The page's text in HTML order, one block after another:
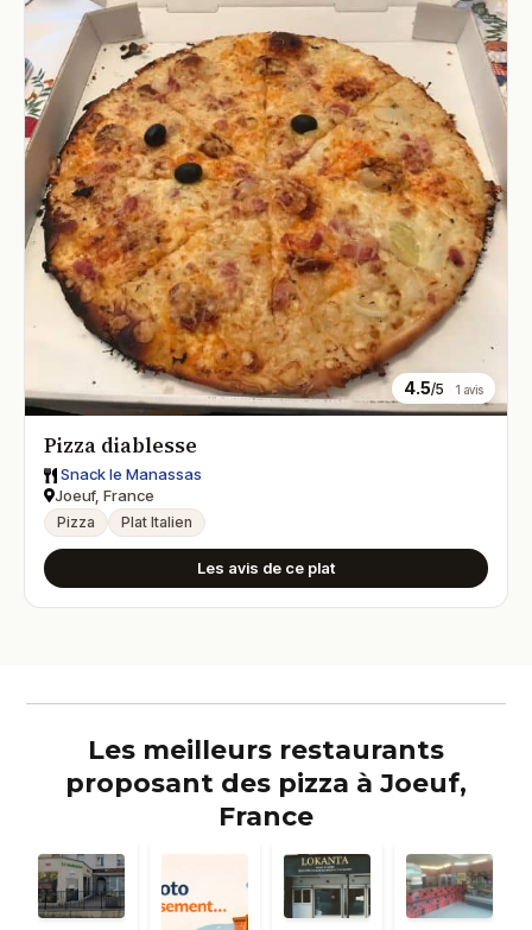
4.5/5 1 avis
Pizza diablesse
Snack le Manassas
Joeuf, France
Pizza Plat Italien
Les avis de ce plat
Les meilleurs restaurants
proposant des pizza à Joeuf,
France